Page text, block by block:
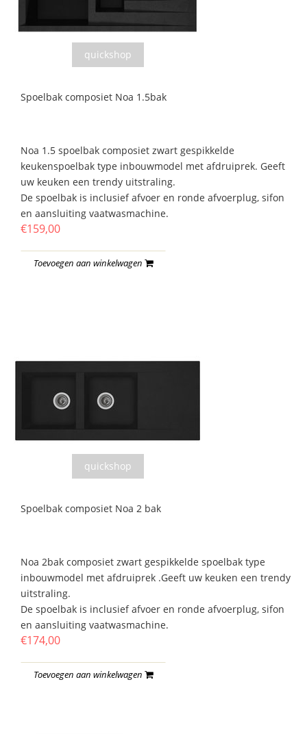
quickshop
Spoelbak composiet Noa 1.5bak
Noa 1.5 spoelbak composiet zwart gespikkelde
keukenspoelbak type inbouwmodel met afdruiprek. Geeft
uw keuken een trendy uitstraling.
De spoelbak is inclusief afvoer en ronde afvoerplug, sifon
en aansluiting vaatwasmachine.
€159,00
Toevoegen aan winkelwagen
quickshop
Spoelbak composiet Noa 2 bak
Noa 2bak composiet zwart gespikkelde spoelbak type
inbouwmodel met afdruiprek .Geeft uw keuken een trendy
uitstraling.
De spoelbak is inclusief afvoer en ronde afvoerplug, sifon
en aansluiting vaatwasmachine.
€174,00
Toevoegen aan winkelwagen